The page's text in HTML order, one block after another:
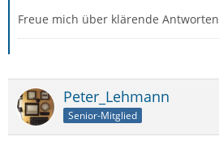
Freue mich über klärende Antworten
Peter_Lehmann
Senior-Mitglied